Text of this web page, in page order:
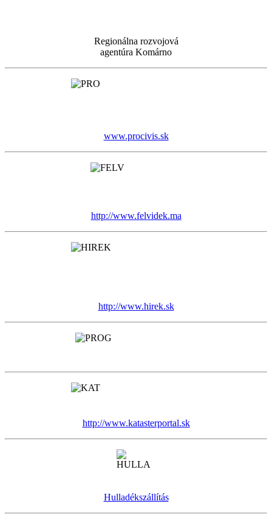
Regionálna rozvojová
agentúra Komárno
www.procivis.sk
http://www.felvidek.ma
http://www.hirek.sk
http://www.katasterportal.sk
Hulladékszállítás